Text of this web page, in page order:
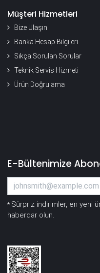
Müşteri Hizmetleri
Bize Ulaşın
Banka Hesap Bilgileri
Sıkça Sorulan Sorular
Teknik Servis Hizmeti
Ürün Doğrulama
E-Bültenimize
* Sürpriz indirimler, en yeni
haberdar olun.